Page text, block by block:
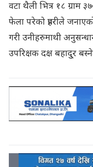
वटा थैली भित्र १८ ग्राम
फेला परेको प्रहरीले
गरी उनीहरुमाथी
उपरिक्षक दक्ष बहादु्र